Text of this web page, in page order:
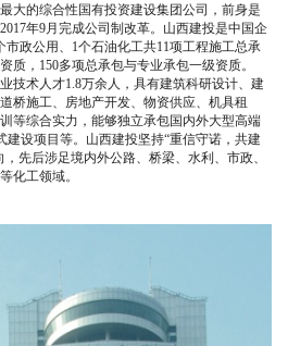
大的综合性国有投资建设集团公司，前身是
年9月完成公司制改革。山西建投是中国企
市政公用、1个石油化工共11项工程施工总承
质，150多项总承包与专业承包一级资质。
技术人才1.8万余人，具有建筑科研设计、建
桥施工、房地产开发、物资供应、机具租
等综合实力，能够独立承包国内外大型高端
建设项目等。山西建投坚持“重信守诺，共建
先后涉足境内外公路、桥梁、水利、市政、
化工领域。